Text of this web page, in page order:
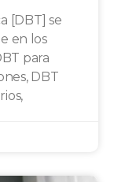
[DBT] se
en los
para
DBT